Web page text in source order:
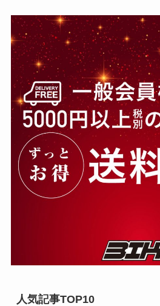
人気記事TOP10